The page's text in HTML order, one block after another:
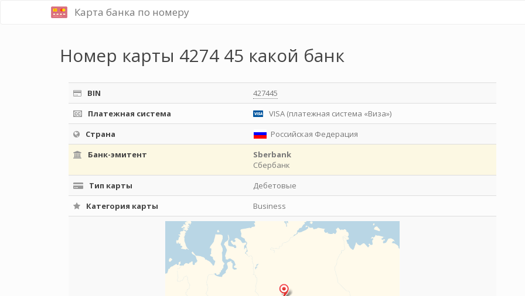
Карта банка по номеру
Номер карты 4274 45 какой банк
BIN
427445
Платежная система
VISA (платежная система «Виза»)
Страна
Российская Федерация
Банк-эмитент
Sberbank
Сбербанк
Тип карты
Дебетовые
Категория карты
Business